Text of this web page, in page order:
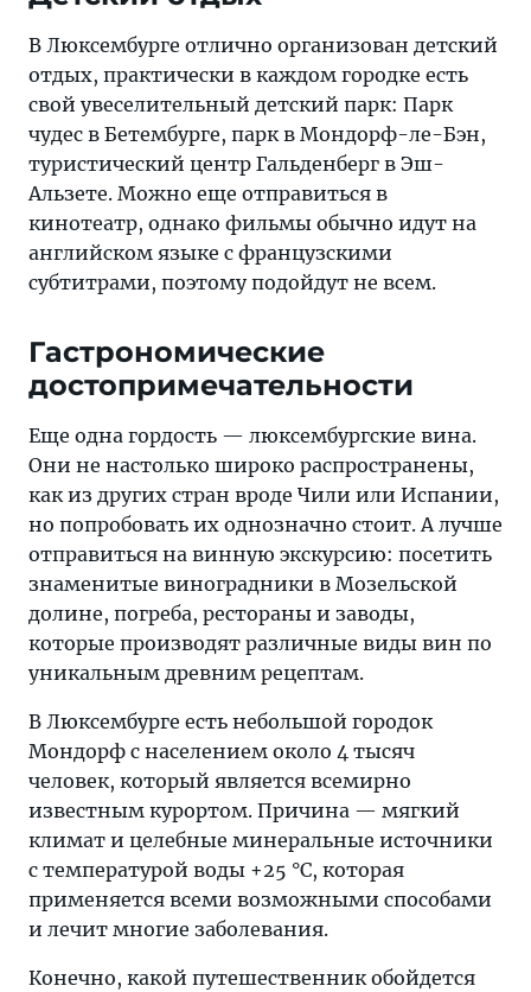
В Люксембурге отлично организован детский
отдых, практически в каждом городке есть
свой увеселительный детский парк: Парк
чудес в Бетембурге, парк в Мондорф-лe-Бэн,
туристический центр Гальденберг в Эш-
Альзете. Можно еще отправиться в
кинотеатр, однако фильмы обычно идут на
английском языке с французскими
субтитрами, поэтому подойдут не всем.
Гастрономические
достопримечательности
Еще одна гордость — люксембургские вина.
Они не настолько широко распространены,
как из других стран вроде Чили или Испании,
но попробовать их однозначно стоит. А лучше
отправиться на винную экскурсию: посетить
знаменитые виноградники в Мозельской
долине, погреба, рестораны и заводы,
которые производят различные виды вин по
уникальным древним рецептам.
В Люксембурге есть небольшой городок
Мондорф с населением около 4 тысяч
человек, который является всемирно
известным курортом. Причина — мягкий
климат и целебные минеральные источники
с температурой воды +25 °C, которая
применяется всеми возможными способами
и лечит многие заболевания.
Конечно, какой путешественник обойдется